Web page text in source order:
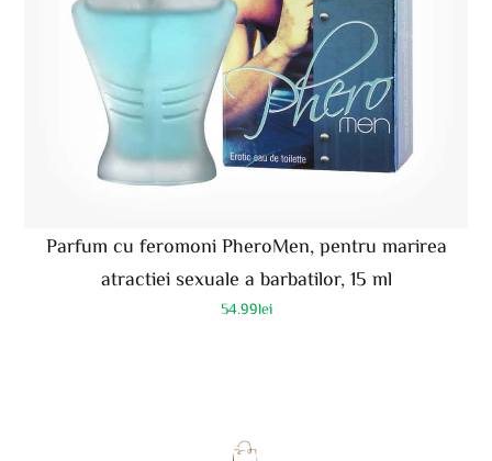
Parfum cu feromoni PheroMen, pentru marirea
atractiei sexuale a barbatilor, 15 ml
54.99lei